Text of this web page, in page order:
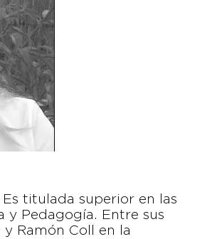
titulada superior en las
y Pedagogía. Entre sus
Ramón Coll en la